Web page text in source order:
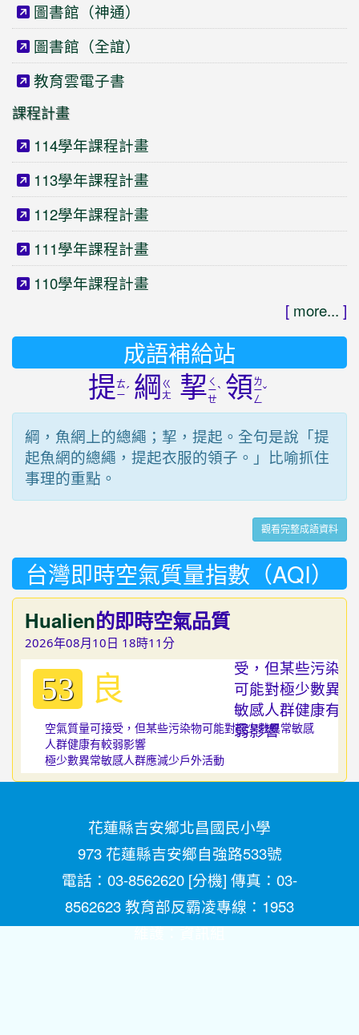
圖書館（神通）
圖書館（全誼）
教育雲電子書
課程計畫
114學年課程計畫
113學年課程計畫
112學年課程計畫
111學年課程計畫
110學年課程計畫
[ more... ]
成語補給站
提ㄊ
ㄧˊ 綱 ㄍ
ㄤ
挈 ㄑ
ㄧ
ㄝ
ˋ 領 ㄌ
ㄧ
ㄥ
ˇ
綱，魚網上的總繩；挈，提起。全句是說「提
起魚網的總繩，提起衣服的領子。」比喻抓住
事理的重點。
觀看完整成語資料
台灣即時空氣質量指數（AQI）
Hualien的即時空氣品質
2026年08月10日 18時11分
53 良
空氣質量可接受，但某些污染物可能對極少數異常敏感
人群健康有較弱影響
極少數異常敏感人群應減少戶外活動
花蓮縣吉安鄉北昌國民小學
973 花蓮縣吉安鄉自強路533號
電話：03-8562620 [分機] 傳真：03-
8562623 教育部反霸凌專線：1953
維護：資訊組